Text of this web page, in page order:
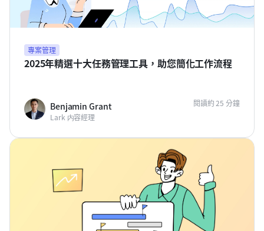
專案管理
2025年精選十大任務管理工具，助您簡化工作流程
Benjamin Grant
Lark 内容經理
閱讀約 25 分鐘